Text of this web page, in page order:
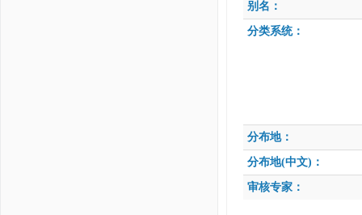
别名：
分类系统：
分布地：
分布地(中文)：
审核专家：